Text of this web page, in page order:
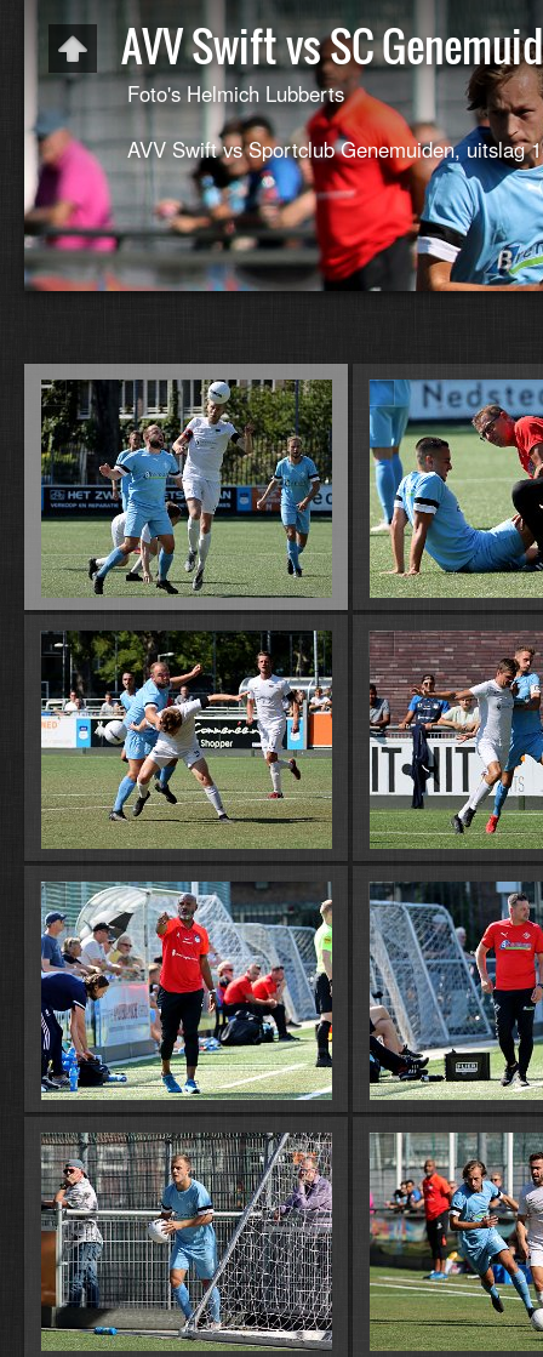
AVV Swift vs SC
Foto's Helmich Lubberts
AVV Swift vs Sportclub Genemuiden, uitslag